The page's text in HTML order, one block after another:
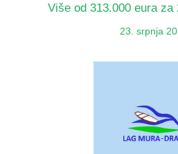
Više od 313.000 eura za
23. srpnja